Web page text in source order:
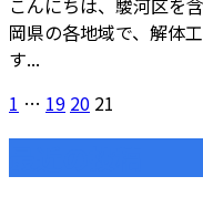
岡県の各地域で、解体
す...
1 … 19 20 21